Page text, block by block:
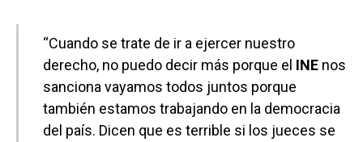
“Cuando se trate de ir a ejercer nuestro
derecho, no puedo decir más porque el INE nos
sanciona vayamos todos juntos porque
también estamos trabajando en la democracia
del país. Dicen que es terrible si los jueces se